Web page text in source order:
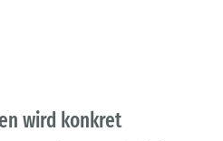
wird konkret